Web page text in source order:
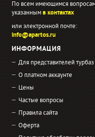
По всем имеющимся
указаннымв контактах
или электронной почте:
info@apartos.ru
ИНФОРМАЦИЯ
Для представителей
О платном аккаунте
Цены
Частые вопросы
Правила сайта
Оферта